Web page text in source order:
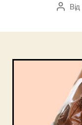
Автор
Від